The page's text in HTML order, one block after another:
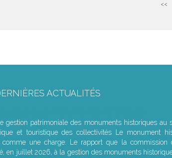
<<
ACTUALITÉS
gestion patrimoniale des monuments historiques au
et touristique des collectivités Le monument
comme une charge. Le rapport que la
en juillet 2026, à la gestion des monuments